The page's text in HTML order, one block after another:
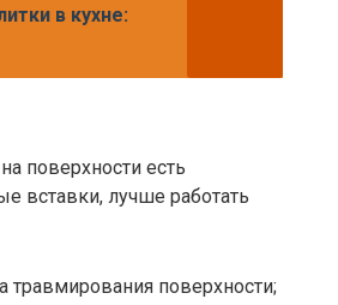
в кухне:
поверхности есть
вставки, лучше работать
травмирования поверхности;